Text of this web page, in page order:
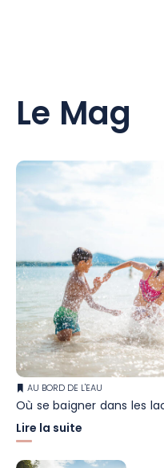
Le Mag
AU BORD DE L'EAU
Où se baigner dans les
Lire la suite